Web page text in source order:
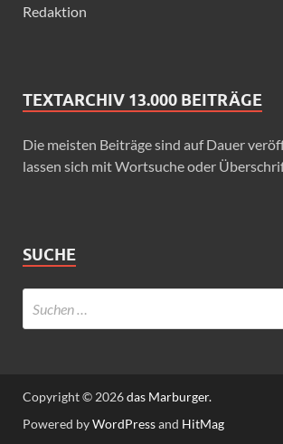
Redaktion
TEXTARCHIV 13.000 BEITRÄGE
Die meisten Beiträge sind auf Dauer
lassen sich mit Wortsuche oder
SUCHE
Copyright © 2026das Marburger.
Powered byWordPressand HitMag